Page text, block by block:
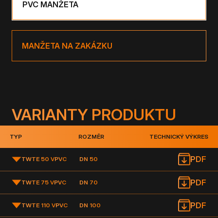
PVC MANŽETA
MANŽETA NA ZAKÁZKU
VARIANTY PRODUKTU
TYP ROZMĚR TECHNICKÝ VÝKRES
TWTE 50 VPVC DN 50 PDF
TWTE 75 VPVC DN 70 PDF
TWTE 110 VPVC DN 100 PDF